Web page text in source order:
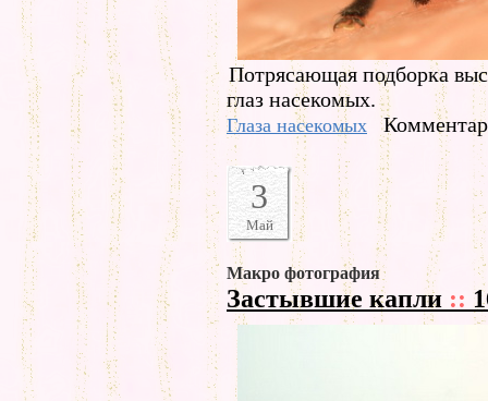
Потрясающая подборка
глаз насекомых.
Глаза насекомых
3
Май
Макро фотография
Застывшие капли ::